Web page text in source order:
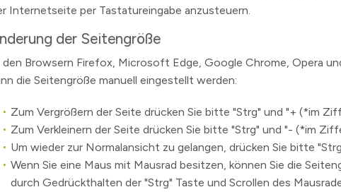
Internetseite per Tastatureingabe anzusteuern.
der Seitengröße
den Browsern Firefox, Microsoft Edge, Google Chrome, Opera
die Seitengröße manuell eingestellt werden:
Zum Vergrößern der Seite drücken Sie bitte "Strg" und "+ (*im
Zum Verkleinern der Seite drücken Sie bitte "Strg" und "- (*im
Um wieder zur Normalansicht zu gelangen, drücken Sie bitte
Wenn Sie eine Maus mit Mausrad besitzen, können Sie die
durch Gedrückthalten der "Strg" Taste und Scrollen des